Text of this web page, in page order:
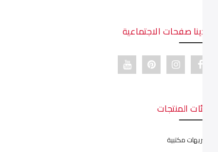
لدينا صفحات الاجتماعية
Facebook link
Instagram link
Pinterest link
Youtube link
فئات المنتجات
انتريهات مكتبية